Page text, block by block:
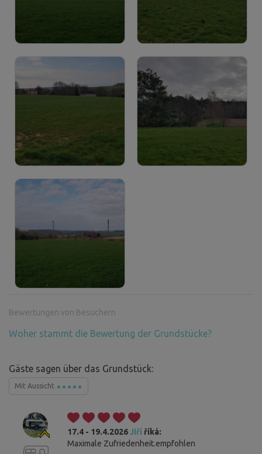
Bewertungen von Besuchern
Woher stammt die Bewertung der Grundstücke?
Gäste sagen über das Grundstück:
Mit Aussicht
17.4 - 19.4.2026Jiří říká:
Maximale Zufriedenheit.empfohlen